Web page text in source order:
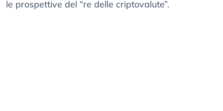
le prospettive del “re delle criptovalute”.